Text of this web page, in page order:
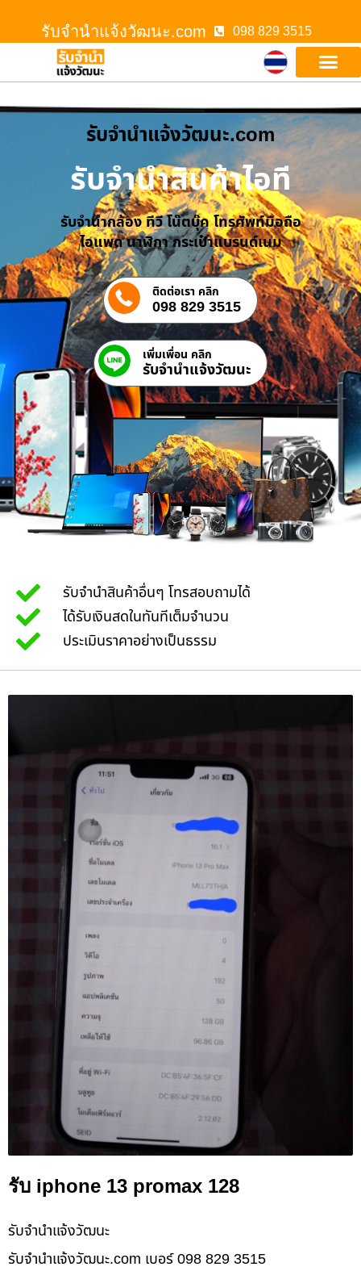
รับจํานําแจ้งวัฒนะ.com 098 829 3515
รับจํานําแจ้งวัฒนะ.com
รับจำนำสินค้าไอที
รับจำนำกล้อง ทีวี โน๊ตบุ๊ค โทรศัพท์มือถือ
ไอแพด นาฬิกา กระเป๋าแบรนด์เนม
ติดต่อเรา คลิก
098 829 3515
เพิ่มเพื่อน คลิก
รับจํานําแจ้งวัฒนะ
รับจำนำสินค้าอื่นๆ โทรสอบถามได้
ได้รับเงินสดในทันทีเต็มจำนวน
ประเมินราคาอย่างเป็นธรรม
รับ iphone 13 promax 128
รับจํานําแจ้งวัฒนะ
รับจํานําแจ้งวัฒนะ.com เบอร์ 098 829 3515